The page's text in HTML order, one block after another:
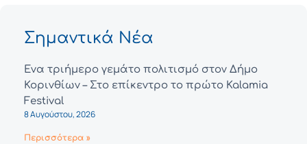
Σημαντικά Νέα
Ένα τριήμερο γεμάτο πολιτισμό στον Δήμο
Κορινθίων – Στο επίκεντρο το πρώτο Kalamia
Festival
8 Αυγούστου, 2026
Περισσότερα »